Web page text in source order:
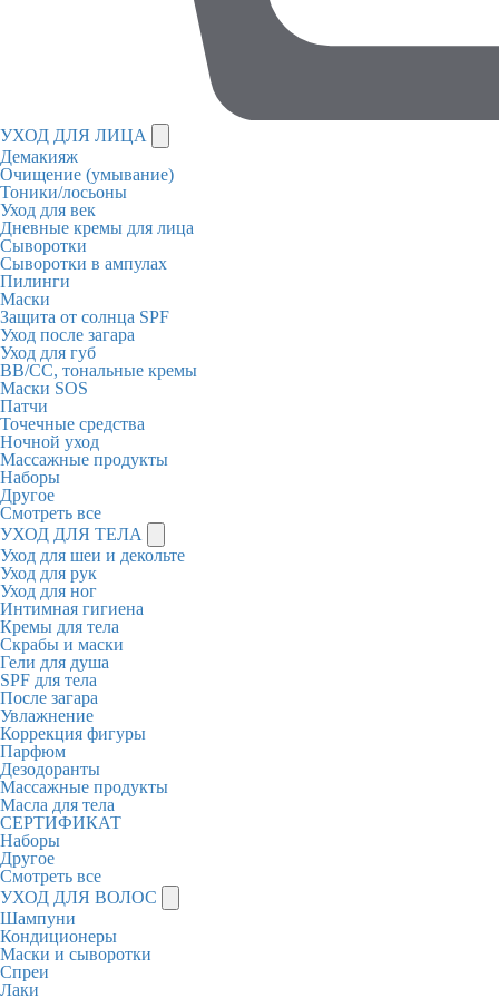
УХОД ДЛЯ ЛИЦА
Демакияж
Очищение (умывание)
Тоники/лосьоны
Уход для век
Дневные кремы для лица
Сыворотки
Сыворотки в ампулах
Пилинги
Маски
Защита от солнца SPF
Уход после загара
Уход для губ
BB/CC, тональные кремы
Маски SOS
Патчи
Точечные средства
Ночной уход
Массажные продукты
Наборы
Другое
Смотреть все
УХОД ДЛЯ ТЕЛА
Уход для шеи и декольте
Уход для рук
Уход для ног
Интимная гигиена
Кремы для тела
Скрабы и маски
Гели для душа
SPF для тела
После загара
Увлажнение
Коррекция фигуры
Парфюм
Дезодоранты
Массажные продукты
Масла для тела
СЕРТИФИКАТ
Наборы
Другое
Смотреть все
УХОД ДЛЯ ВОЛОС
Шампуни
Кондиционеры
Маски и сыворотки
Спреи
Лаки